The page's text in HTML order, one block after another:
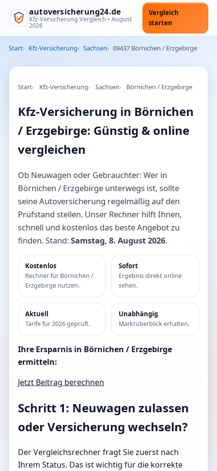
autoversicherung24.de
Kfz-Versicherung Vergleich • August
2026
Vergleich
starten
Start Kfz-Versicherung Sachsen 09437 Börnichen / Erzgebirge
Start Kfz-Versicherung Sachsen Börnichen / Erzgebirge
Kfz-Versicherung in Börnichen
/ Erzgebirge: Günstig & online
vergleichen
Ob Neuwagen oder Gebrauchter: Wer in
Börnichen / Erzgebirge unterwegs ist, sollte
seine Autoversicherung regelmäßig auf den
Prüfstand stellen. Unser Rechner hilft Ihnen,
schnell und kostenlos das beste Angebot zu
finden. Stand:Samstag, 8. August 2026.
Kostenlos
Rechner für Börnichen /
Erzgebirge nutzen.
Sofort
Ergebnis direkt online
sehen.
Aktuell
Tarife für 2026 geprüft.
Unabhängig
Marktüberblick erhalten.
Ihre Ersparnis in Börnichen / Erzgebirge
ermitteln:
Jetzt Beitrag berechnen
Schritt 1: Neuwagen zulassen
oder Versicherung wechseln?
Der Vergleichsrechner fragt Sie zuerst nach
Ihrem Status. Das ist wichtig für die korrekte